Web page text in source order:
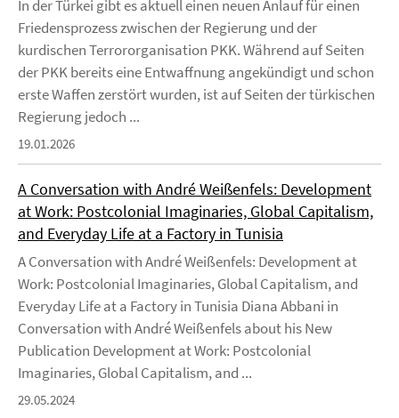
In der Türkei gibt es aktuell einen neuen Anlauf für einen
Friedensprozess zwischen der Regierung und der
kurdischen Terrororganisation PKK. Während auf Seiten
der PKK bereits eine Entwaffnung angekündigt und schon
erste Waffen zerstört wurden, ist auf Seiten der türkischen
Regierung jedoch ...
19.01.2026
A Conversation with André Weißenfels: Development
at Work: Postcolonial Imaginaries, Global Capitalism,
and Everyday Life at a Factory in Tunisia
A Conversation with André Weißenfels: Development at
Work: Postcolonial Imaginaries, Global Capitalism, and
Everyday Life at a Factory in Tunisia Diana Abbani in
Conversation with André Weißenfels about his New
Publication Development at Work: Postcolonial
Imaginaries, Global Capitalism, and ...
29.05.2024